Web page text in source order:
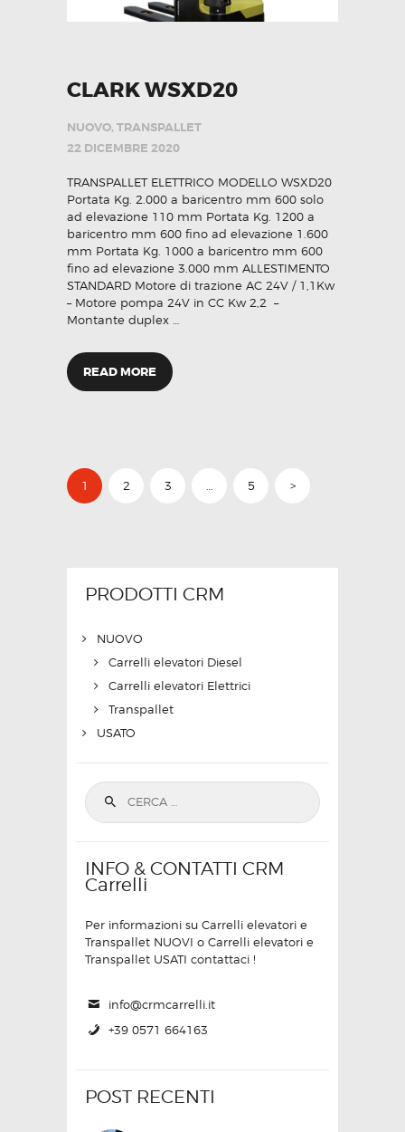
CLARK WSXD20
NUOVO, TRANSPALLET
22 DICEMBRE 2020
TRANSPALLET ELETTRICO MODELLO WSXD20
Portata Kg. 2.000 a baricentro mm 600 solo
ad elevazione 110 mm Portata Kg. 1200 a
baricentro mm 600 fino ad elevazione 1.600
mm Portata Kg. 1000 a baricentro mm 600
fino ad elevazione 3.000 mm ALLESTIMENTO
STANDARD Motore di trazione AC 24V / 1,1Kw
– Motore pompa 24V in CC Kw 2,2 –
Montante duplex …
READ MORE
NAVIGAZIONE
ARTICOLI
PAGE
1 PAGE
2 PAGE
3 PAGE
5 >
PRODOTTI CRM
NUOVO
Carrelli elevatori Diesel
Carrelli elevatori Elettrici
Transpallet
USATO
Ricerca per:
INFO & CONTATTI CRM
Carrelli
Per informazioni su Carrelli elevatori e
Transpallet NUOVI o Carrelli elevatori e
Transpallet USATI contattaci !
info@crmcarrelli.it
+39 0571 664163
POST RECENTI